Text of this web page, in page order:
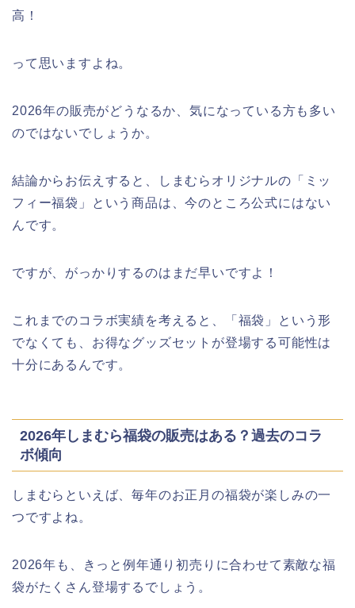
津山さくらまつり2026の花火や屋台
高！
って思いますよね。
2026年の販売がどうなるか、気になっている方も多い
のではないでしょうか。
結論からお伝えすると、しまむらオリジナルの「ミッ
フィー福袋」という商品は、今のところ公式にはない
んです。
ですが、がっかりするのはまだ早いですよ！
これまでのコラボ実績を考えると、「福袋」という形
でなくても、お得なグッズセットが登場する可能性は
十分にあるんです。
2026年しまむら福袋の販売はある？過去のコラ
ボ傾向
しまむらといえば、毎年のお正月の福袋が楽しみの一
つですよね。
2026年も、きっと例年通り初売りに合わせて素敵な福
袋がたくさん登場するでしょう。